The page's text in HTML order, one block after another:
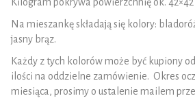
Na mieszankę składają się kolory:
jasny brąz.
Każdy z tych kolorów może być kupiony
ilości na oddzielne zamówienie. Okres
miesiąca, prosimy o ustalenie mailem